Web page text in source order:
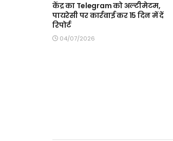
केंद्र का Telegram को अल्टीमेटम,
पायरेसी पर कार्रवाई कर 15 दिन में दें
रिपोर्ट
04/07/2026